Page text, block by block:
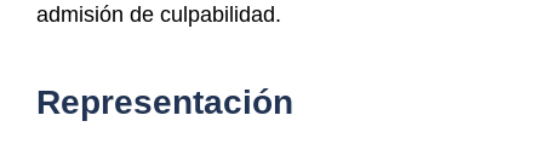
admisión de culpabilidad.
Representación